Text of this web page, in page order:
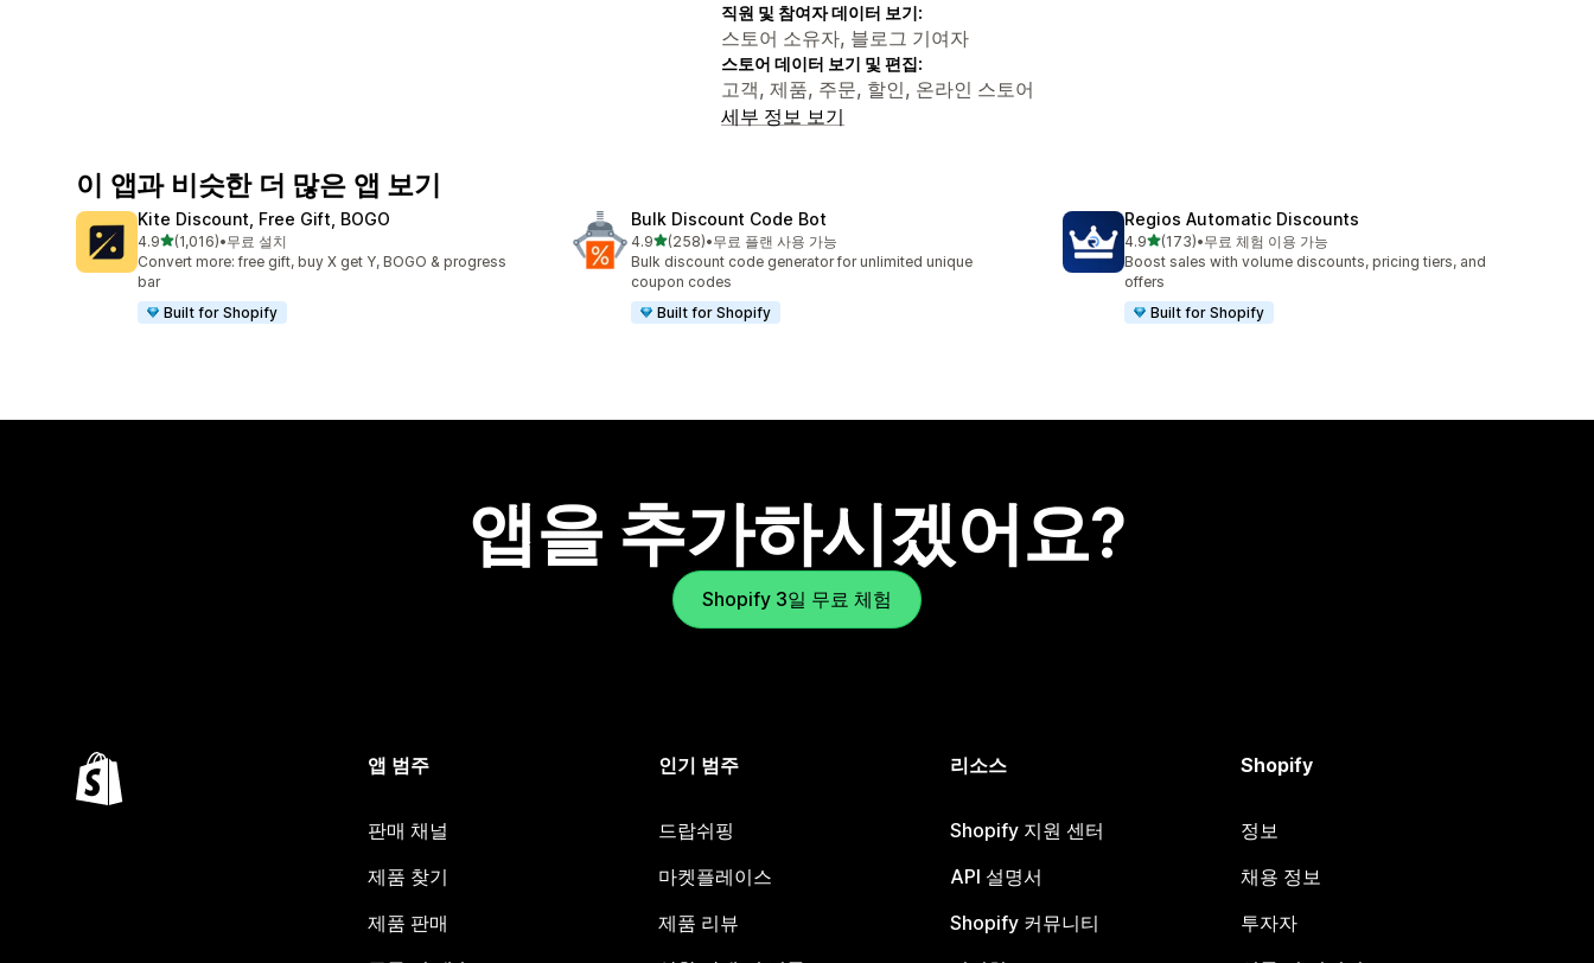
직원 및 참여자 데이터 보기:
스토어 소유자, 블로그 기여자
스토어 데이터 보기 및 편집:
고객, 제품, 주문, 할인, 온라인 스토어
세부 정보 보기
이 앱과 비슷한 더 많은 앱 보기
Kite Discount, Free Gift, BOGO
4.9별 5개 중
(1,016)
총 리뷰 1016개
•무료 설치
Convert more: free gift, buy X get Y, BOGO & progress
bar
Built for Shopify
Bulk Discount Code Bot
4.9별 5개 중
(258)
총 리뷰 258개
•무료 플랜 사용 가능
Bulk discount code generator for unlimited unique
coupon codes
Built for Shopify
Regios Automatic Discounts
4.9별 5개 중
(173)
총 리뷰 173개
•무료 체험 이용 가능
Boost sales with volume discounts, pricing tiers, and
offers
Built for Shopify
앱을 추가하시겠어요?
Shopify 3일 무료 체험
앱 범주
판매 채널
제품 찾기
제품 판매
인기 범주
드랍쉬핑
마켓플레이스
제품 리뷰
리소스
Shopify 지원 센터
API 설명서
Shopify 커뮤니티
Shopify
정보
채용 정보
투자자